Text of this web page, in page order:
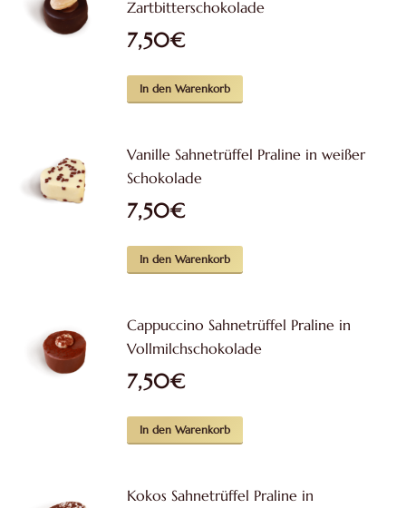
Zartbitterschokolade
7,50€
In den Warenkorb
Vanille Sahnetrüffel Praline in weißer
Schokolade
7,50€
In den Warenkorb
Cappuccino Sahnetrüffel Praline in
Vollmilchschokolade
7,50€
In den Warenkorb
Kokos Sahnetrüffel Praline in